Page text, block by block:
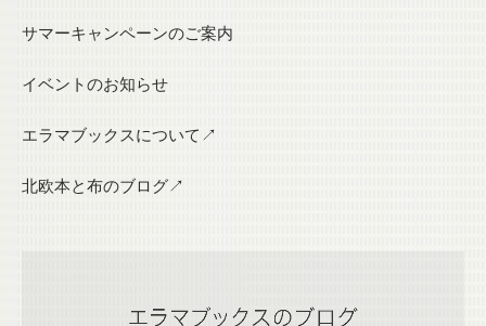
サマーキャンペーンのご案内
イベントのお知らせ
エラマブックスについて↗
北欧本と布のブログ↗